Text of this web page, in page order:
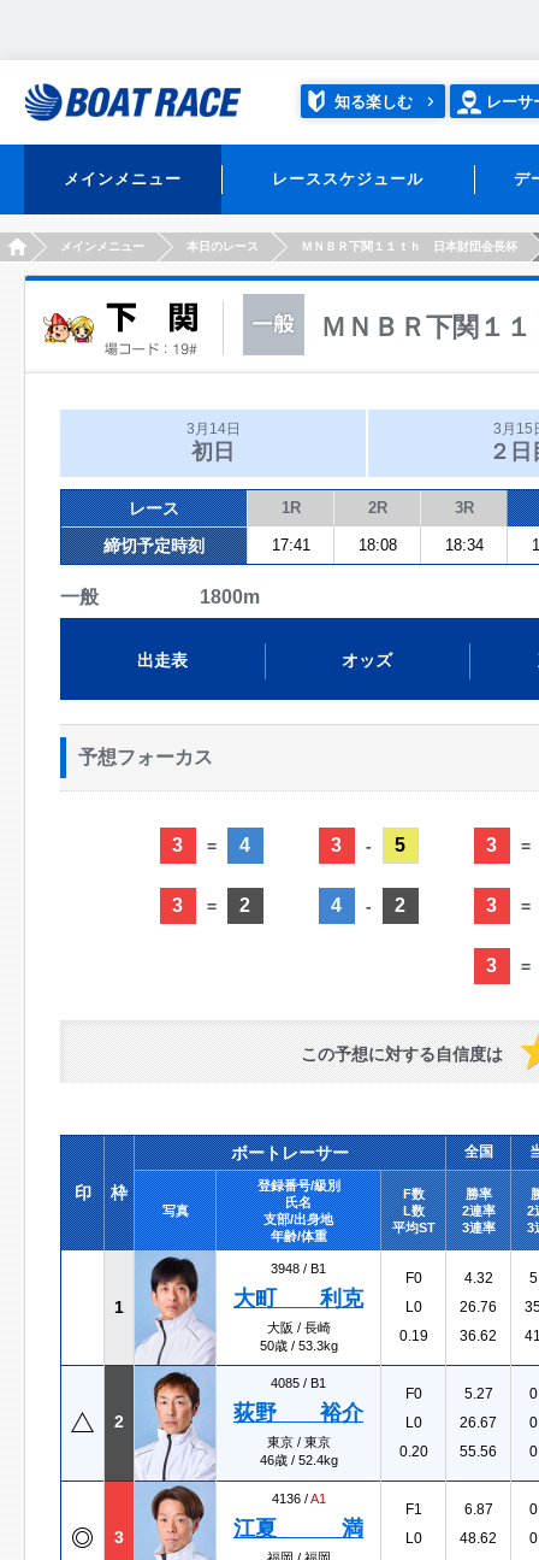
知る楽しむ レーサ
メインメニュー レーススケジュール デ
HOMEメインメニュー 本日のレース ＭＮＢＲ下関１１ｔｈ 日本財団会長杯
ＭＮＢＲ下関１
3月14日
初日
3月15
２日
レース 1R 2R 3R
締切予定時刻 17:41 18:08 18:34
一般 1800m
出走表 オッズ
予想フォーカス
3 = 4
3 = 2
3 - 5
4 - 2
3 =
3 =
3 =
この予想に対する自信度は
印 枠
ボートレーサー 全国
写真
登録番号/級別
氏名
支部/出身地
年齢/体重
F数
L数
平均ST
勝率
2連率
3連率
2
3
1
3948 / B1
大町 利克
大阪 / 長崎
50歳 / 53.3kg
F0
L0
0.19
4.32
26.76
36.62
2
4085 / B1
荻野 裕介
東京 / 東京
46歳 / 52.4kg
F0
L0
0.20
5.27
26.67
55.56
3
4136 /A1
江夏 満
F1
L0
6.87
48.62